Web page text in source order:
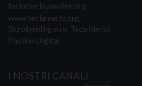
teclamerlo.paoline.org
www.teclamerlo.org
(Scrollytelling su sr Tecla Merlo)
Paoline Digital
I NOSTRI CANALI